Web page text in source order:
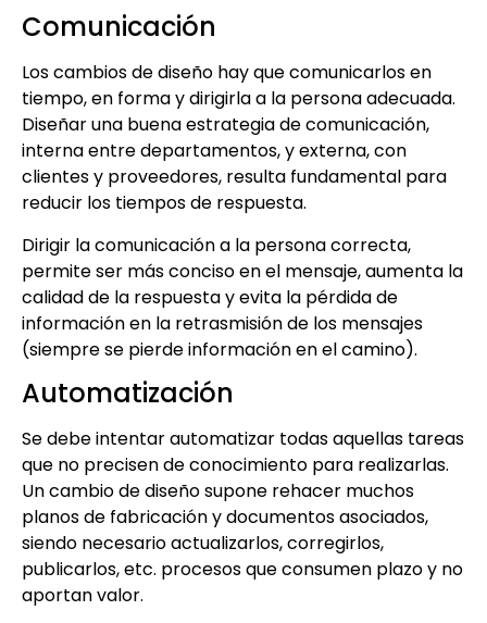
Comunicación
Los cambios de diseño hay que comunicarlos en
tiempo, en forma y dirigirla a la persona adecuada.
Diseñar una buena estrategia de comunicación,
interna entre departamentos, y externa, con
clientes y proveedores, resulta fundamental para
reducir los tiempos de respuesta.
Dirigir la comunicación a la persona correcta,
permite ser más conciso en el mensaje, aumenta la
calidad de la respuesta y evita la pérdida de
información en la retrasmisión de los mensajes
(siempre se pierde información en el camino).
Automatización
Se debe intentar automatizar todas aquellas tareas
que no precisen de conocimiento para realizarlas.
Un cambio de diseño supone rehacer muchos
planos de fabricación y documentos asociados,
siendo necesario actualizarlos, corregirlos,
publicarlos, etc. procesos que consumen plazo y no
aportan valor.